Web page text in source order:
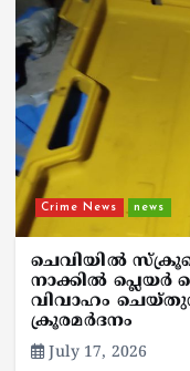
Crime News news
ചെവിയില്‍
നാക്കില്‍
വിവാഹം
ക്രൂരമര്‍ദനം
July 17, 2026